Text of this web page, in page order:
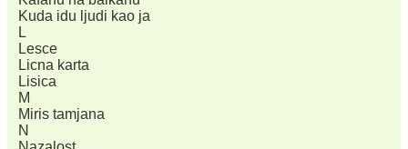
Kuda idu ljudi kao ja
L
Lesce
Licna karta
Lisica
M
Miris tamjana
N